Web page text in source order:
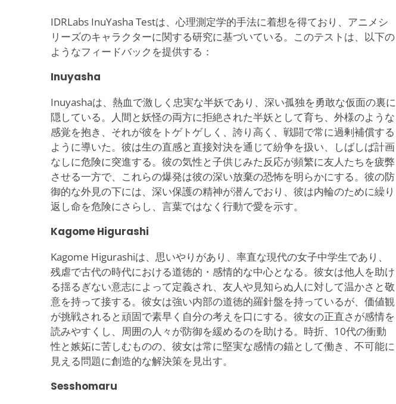
IDRLabs InuYasha Testは、心理測定学的手法に着想を得ており、アニメシ
リーズのキャラクターに関する研究に基づいている。このテストは、以下の
ようなフィードバックを提供する：
Inuyasha
Inuyashaは、熱血で激しく忠実な半妖であり、深い孤独を勇敢な仮面の裏に
隠している。人間と妖怪の両方に拒絶された半妖として育ち、外様のような
感覚を抱き、それが彼をトゲトゲしく、誇り高く、戦闘で常に過剰補償する
ように導いた。彼は生の直感と直接対決を通じて紛争を扱い、しばしば計画
なしに危険に突進する。彼の気性と子供じみた反応が頻繁に友人たちを疲弊
させる一方で、これらの爆発は彼の深い放棄の恐怖を明らかにする。彼の防
御的な外見の下には、深い保護の精神が潜んでおり、彼は内輪のために繰り
返し命を危険にさらし、言葉ではなく行動で愛を示す。
Kagome Higurashi
Kagome Higurashiは、思いやりがあり、率直な現代の女子中学生であり、
残虐で古代の時代における道徳的・感情的な中心となる。彼女は他人を助け
る揺るぎない意志によって定義され、友人や見知らぬ人に対して温かさと敬
意を持って接する。彼女は強い内部の道徳的羅針盤を持っているが、価値観
が挑戦されると頑固で素早く自分の考えを口にする。彼女の正直さが感情を
読みやすくし、周囲の人々が防御を緩めるのを助ける。時折、10代の衝動
性と嫉妬に苦しむものの、彼女は常に堅実な感情の錨として働き、不可能に
見える問題に創造的な解決策を見出す。
Sesshomaru